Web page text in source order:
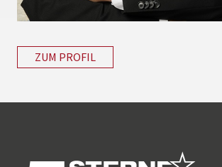
ZUM PROFIL